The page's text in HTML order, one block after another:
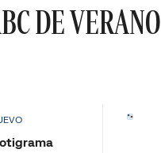
DE VERANO